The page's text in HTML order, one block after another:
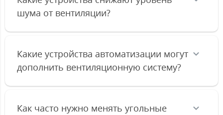
шума от вентиляции?
Какие устройства автоматизации могут
дополнить вентиляционную систему?
Как часто нужно менять угольные